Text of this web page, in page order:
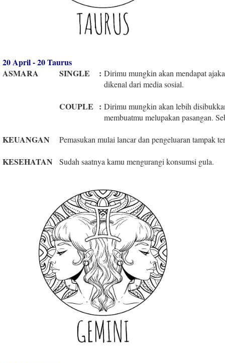
20 April - 20 Taurus
ASMARA
SINGLE : Dirimu mungkin akan mendapat
dikenal dari media sosial.
COUPLE : Dirimu mungkin akan lebih
membuatmu melupakan pasangan.
KEUANGAN Pemasukan mulai lancar dan pengeluaran tampak
KESEHATAN Sudah saatnya kamu mengurangi konsumsi gula.